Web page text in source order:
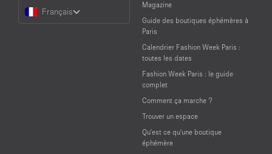
Language
Français
Magazine
Guide des boutiques éphémères à
Paris
Calendrier Fashion Week Paris :
toutes les dates
Fashion Week Paris : le guide
complet
Comment ça marche ?
Trouver un espace
Qu'est ce qu'une boutique
éphémère